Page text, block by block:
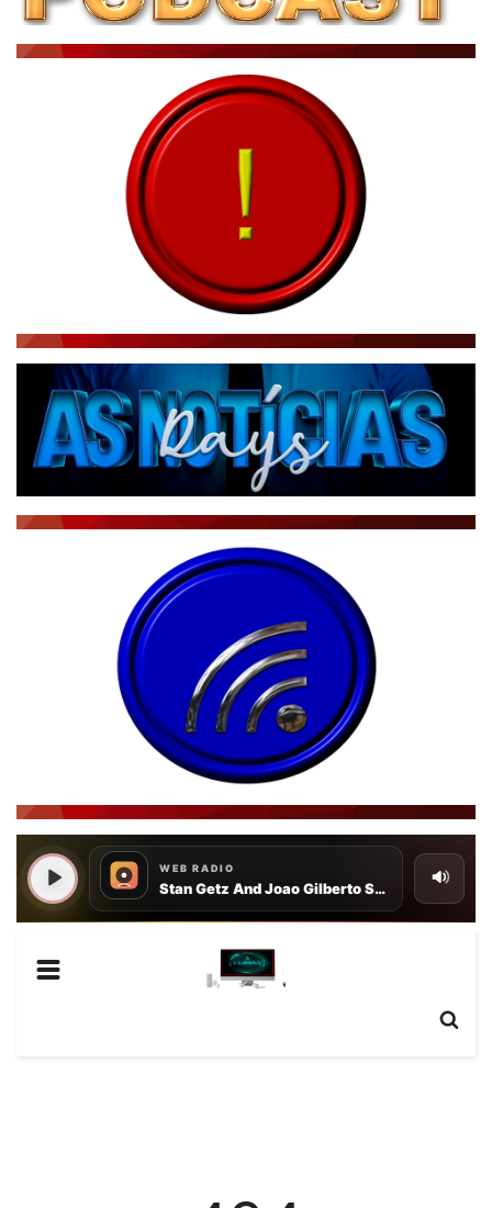
NOTÍCIAS TAMBÉM NA TELA
BRASIL MUNDO AO VIVO
JORNAL DO BRASIL
NOTÍCIAS AO MINUTO
ACONTECEU...VIROU MANCHETE!